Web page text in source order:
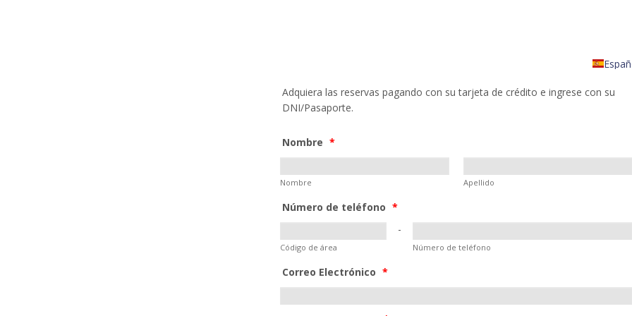
Adquiera las reservas pagando con su tarjeta de crédito e ingrese con su
DNI/Pasaporte.
Nombre *
Nombre Apellido
Número de teléfono *
-
Código de área Número de teléfono
Correo Electrónico *